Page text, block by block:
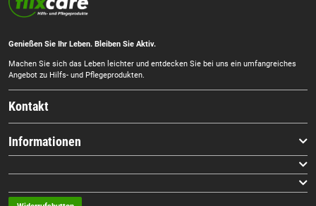
Genießen Sie Ihr Leben. Bleiben Sie Aktiv.
Machen Sie sich das Leben leichter und entdecken Sie bei uns ein umfangreiches
Angebot zu Hilfs- und Pflegeprodukten.
Kontakt
Informationen